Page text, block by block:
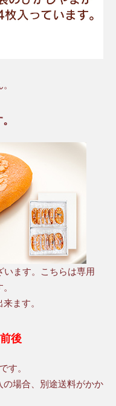
います。こちらは専用
ます。
後
す。
場合、別途送料がかか